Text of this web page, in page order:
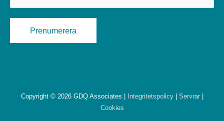
Copyright © 2026 GDQ Associates | Integritetspolicy Servrar
Cookies